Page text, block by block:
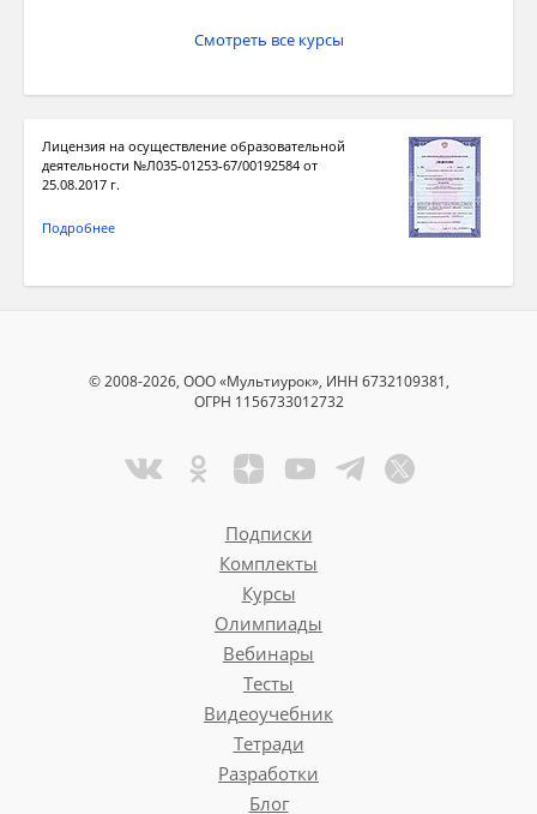
Смотреть все курсы
Лицензия на осуществление образовательной
деятельности №Л035-01253-67/00192584 от
25.08.2017 г.
Подробнее
© 2008-2026, ООО «Мультиурок», ИНН 6732109381,
ОГРН 1156733012732
Подписки
Комплекты
Курсы
Олимпиады
Вебинары
Тесты
Видеоучебник
Тетради
Разработки
Блог